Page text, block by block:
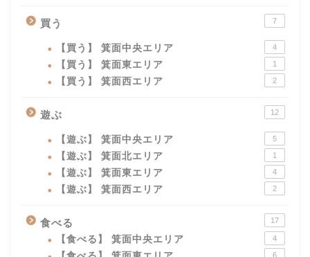
買う 7
【買う】 箕面中央エリア 4
【買う】 箕面東エリア 1
【買う】 箕面西エリア 2
遊ぶ 12
【遊ぶ】 箕面中央エリア 5
【遊ぶ】 箕面北エリア 1
【遊ぶ】 箕面東エリア 4
【遊ぶ】 箕面西エリア 2
食べる 17
【食べる】 箕面中央エリア 4
6